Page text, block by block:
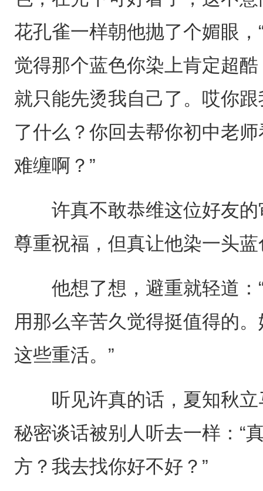
花孔雀一样朝他抛了个媚眼
觉得那个蓝色你染上肯定超
就只能先烫我自己了。哎你
了什么？你回去帮你初中老
难缠啊？”
许真不敢恭维这位好友的
尊重祝福，但真让他染一头
他想了想，避重就轻道：“
用那么辛苦久觉得挺值得的
这些重活。”
听见许真的话，夏知秋立
秘密谈话被别人听去一样：“
方？我去找你好不好？”